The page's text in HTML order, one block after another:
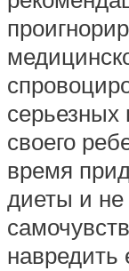
серьезных
своего
время
диеты и не
навредить